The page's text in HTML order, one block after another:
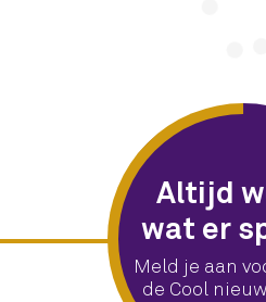
Altijd
wat er
Meld je aan
de Cool